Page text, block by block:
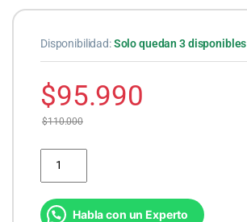
Disponibilidad:Solo quedan 3 disponibles
$95.990
$110.000
Habla con un Experto